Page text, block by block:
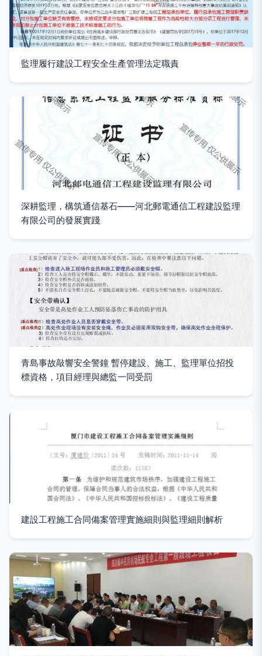
監理履行建設工程安全生產管理法定職責
深耕監理，構筑通信基石——河北郵電通信工程建設監理
有限公司的發展實踐
青島事故敲響安全警鐘 暫停建設、施工、監理單位招投
標資格，項目經理與總監一同受罰
建設工程施工合同備案管理實施細則與監理細則解析